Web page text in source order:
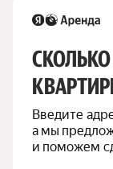
Введите
а мы
и поможем